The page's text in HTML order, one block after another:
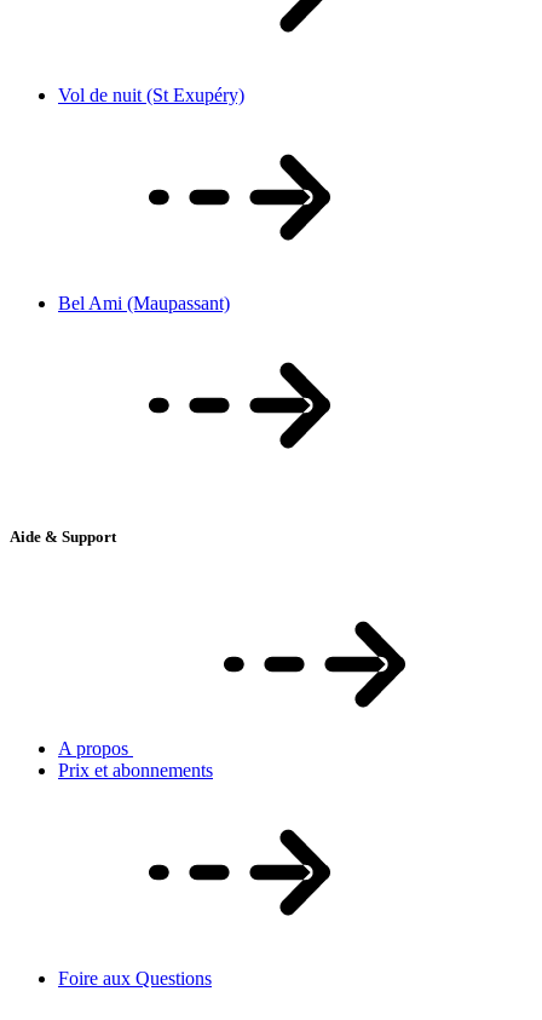
Vol de nuit (St Exupéry)
Bel Ami (Maupassant)
Aide & Support
A propos
Prix et abonnements
Foire aux Questions